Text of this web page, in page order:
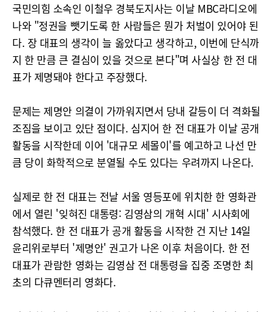
국민의힘 소속인 이철우 경북도지사는 이날 MBC라디오에
나와 "정권을 뺏기도록 한 사람들은 뭔가 처벌이 있어야 된
다. 장 대표의 생각이 늘 옳았다고 생각하고, 이번에 단식까
지 한 만큼 큰 결심이 있을 것으로 본다"며 사실상 한 전 대
표가 제명돼야 한다고 주장했다.
문제는 제명안 의결이 가까워지면서 당내 갈등이 더 격화될
조짐을 보이고 있단 점이다. 심지어 한 전 대표가 이날 공개
활동을 시작한데 이어 '대규모 세몰이'를 예고하고 나선 만
큼 당이 화학적으로 분열될 수도 있다는 우려까지 나온다.
실제로 한 전 대표는 전날 서울 영등포에 위치한 한 영화관
에서 열린 '잊혀진 대통령: 김영삼의 개혁 시대' 시사회에
참석했다. 한 전 대표가 공개 활동을 시작한 건 지난 14일
윤리위로부터 '제명안' 권고가 나온 이후 처음이다. 한 전
대표가 관람한 영화는 김영삼 전 대통령을 집중 조명한 최
초의 다큐멘터리 영화다.